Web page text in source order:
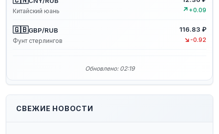
Китайский юань ↗ +0.09
🇬🇧GBP/RUB
Фунт стерлингов
116.83 ₽
↘ -0.92
Обновлено: 02:19
СВЕЖИЕ НОВОСТИ